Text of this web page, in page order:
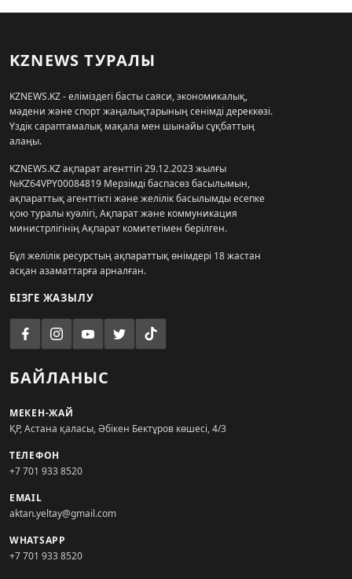
KZNEWS ТУРАЛЫ
KZNEWS.KZ - еліміздегі басты саяси, экономикалық,
мәдени және спорт жаңалықтарының сенімді дереккөзі.
Үздік сараптамалық мақала мен шынайы сұқбаттың
алаңы.
KZNEWS.KZ ақпарат агенттігі 29.12.2023 жылғы
№KZ64VPY00084819 Мерзімді баспасөз басылымын,
ақпараттық агенттікті және желілік басылымды есепке
қою туралы куәлігі, Ақпарат және коммуникация
министрлігінің Ақпарат комитетімен берілген.
Бұл желілік ресурстың ақпараттық өнімдері 18 жастан
асқан азаматтарға арналған.
БІЗГЕ ЖАЗЫЛУ
БАЙЛАНЫС
МЕКЕН-ЖАЙ
ҚР, Астана қаласы, Әбікен Бектұров көшесі, 4/3
ТЕЛЕФОН
+7 701 933 8520
EMAIL
aktan.yeltay@gmail.com
WHATSAPP
+7 701 933 8520